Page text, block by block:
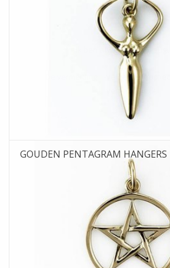
GOUDEN PENTAGRAM HANGERS
Ik ben afwezig t/m 10
De vermelding: -verzending op
vervalt tijdeijk.